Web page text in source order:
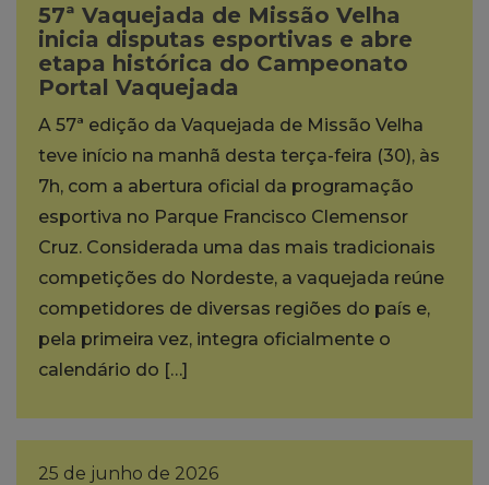
57ª Vaquejada de Missão Velha
inicia disputas esportivas e abre
etapa histórica do Campeonato
Portal Vaquejada
A 57ª edição da Vaquejada de Missão Velha
teve início na manhã desta terça-feira (30), às
7h, com a abertura oficial da programação
esportiva no Parque Francisco Clemensor
Cruz. Considerada uma das mais tradicionais
competições do Nordeste, a vaquejada reúne
competidores de diversas regiões do país e,
pela primeira vez, integra oficialmente o
calendário do […]
25 de junho de 2026